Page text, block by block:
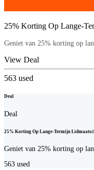
25% Korting Op Lange-
Geniet van 25% korting op
View Deal
563 used
Deal
Deal
25% Korting Op Lange-Termijn
Geniet van 25% korting op
563 used